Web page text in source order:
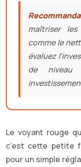
maîtriser
comme le
évaluez
de
Le voyant rouge
c’est cette petite
pour un simple